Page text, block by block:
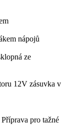
nápojů
ze
12V zásuvka v
pro tažné